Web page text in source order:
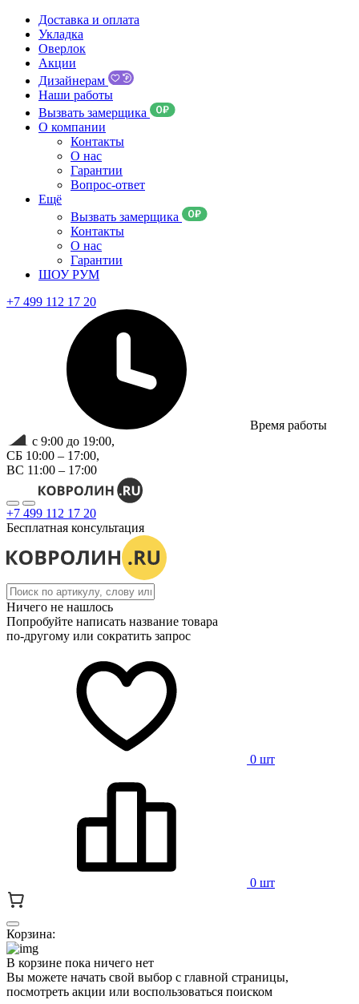
Доставка и оплата
Укладка
Оверлок
Акции
Дизайнерам
Наши работы
Вызвать замерщика
О компании
Контакты
О нас
Гарантии
Вопрос-ответ
Ещё
Вызвать замерщика
Контакты
О нас
Гарантии
ШОУ РУМ
+7 499 112 17 20
Время работы
с 9:00 до 19:00,
СБ 10:00 – 17:00,
ВС 11:00 – 17:00
+7 499 112 17 20
Бесплатная консультация
Ничего не нашлось
Попробуйте написать название товара
по-другому или сократить запрос
0 шт
0 шт
Корзина:
В корзине пока ничего нет
Вы можете начать свой выбор с главной страницы,
посмотреть акции или воспользоваться поиском